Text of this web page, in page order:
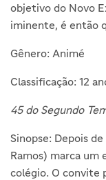
objetivo do Novo
iminente, é então
Gênero: Animé
Classificação: 12
45 do Segundo
Sinopse: Depois
Ramos) marca um
colégio. O convite